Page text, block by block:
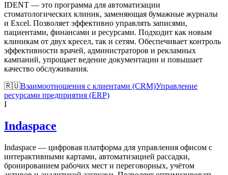
IDENT — это программа для автоматизации
стоматологических клиник, заменяющая бумажные журналы
и Excel. Позволяет эффективно управлять записями,
пациентами, финансами и ресурсами. Подходит как новым
клиникам от двух кресел, так и сетям. Обеспечивает контроль
эффективности врачей, администраторов и рекламных
кампаний, упрощает ведение документации и повышает
качество обслуживания.
🇷🇺Взаимоотношения с клиентами (CRM)Управление
ресурсами предприятия (ERP)
I
Indaspace
Indaspace — цифровая платформа для управления офисом с
интерактивными картами, автоматизацией рассадки,
бронированием рабочих мест и переговорных, учётом